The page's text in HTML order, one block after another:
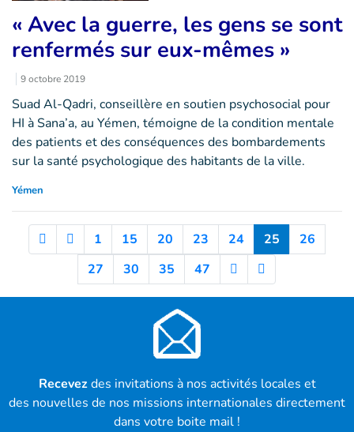
« Avec la guerre, les gens se sont
renfermés sur eux-mêmes »
9 octobre 2019
Suad Al-Qadri, conseillère en soutien psychosocial pour
HI à Sana’a, au Yémen, témoigne de la condition mentale
des patients et des conséquences des bombardements
sur la santé psychologique des habitants de la ville.
Yémen
1 15 20 23 24 25 (Current)
26
27
30 35 47
Recevezdes invitations à nos activités locales et
des nouvelles de nos missions internationales directement
dans votre boite mail !